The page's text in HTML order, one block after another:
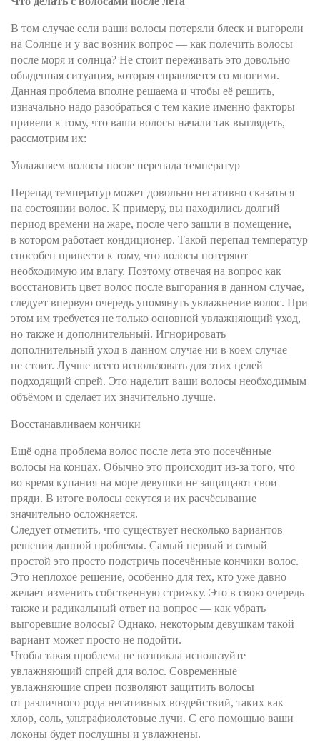
В том случае если ваши волосы потеряли блеск и выгорели
на Солнце и у вас возник вопрос — как полечить волосы
после моря и солнца? Не стоит переживать это довольно
обыденная ситуация, которая справляется со многими.
Данная проблема вполне решаема и чтобы её решить,
изначально надо разобраться с тем какие именно факторы
привели к тому, что ваши волосы начали так выглядеть,
рассмотрим их:
Увлажняем волосы после перепада температур
Перепад температур может довольно негативно сказаться
на состоянии волос. К примеру, вы находились долгий
период времени на жаре, после чего зашли в помещение,
в котором работает кондиционер. Такой перепад температур
способен привести к тому, что волосы потеряют
необходимую им влагу. Поэтому отвечая на вопрос как
восстановить цвет волос после выгорания в данном случае,
следует впервую очередь упомянуть увлажнение волос. При
этом им требуется не только основной увлажняющий уход,
но также и дополнительный. Игнорировать
дополнительный уход в данном случае ни в коем случае
не стоит. Лучше всего использовать для этих целей
подходящий спрей. Это наделит ваши волосы необходимым
объёмом и сделает их значительно лучше.
Восстанавливаем кончики
Ещё одна проблема волос после лета это посечённые
волосы на концах. Обычно это происходит из-за того, что
во время купания на море девушки не защищают свои
пряди. В итоге волосы секутся и их расчёсывание
значительно осложняется.
Следует отметить, что существует несколько вариантов
решения данной проблемы. Самый первый и самый
простой это просто подстричь посечённые кончики волос.
Это неплохое решение, особенно для тех, кто уже давно
желает изменить собственную стрижку. Это в свою очередь
также и радикальный ответ на вопрос — как убрать
выгоревшие волосы? Однако, некоторым девушкам такой
вариант может просто не подойти.
Чтобы такая проблема не возникла используйте
увлажняющий спрей для волос. Современные
увлажняющие спреи позволяют защитить волосы
от различного рода негативных воздействий, таких как
хлор, соль, ультрафиолетовые лучи. С его помощью ваши
локоны будет послушны и увлажнены.